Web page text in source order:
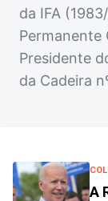
da IFA
Permanente
Presidente
da Cadeira
A